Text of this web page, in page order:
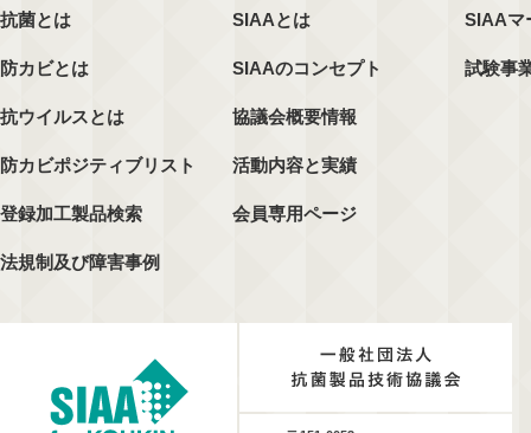
抗菌とは
防カビとは
抗ウイルスとは
防カビポジティブリスト
登録加工製品検索
法規制及び障害事例
SIAAとは
SIAAのコンセプト
協議会概要情報
活動内容と実績
会員専用ページ
SIAAマ
試験事